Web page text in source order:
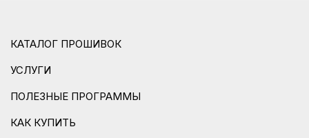
КАТАЛОГ ПРОШИВОК
УСЛУГИ
ПОЛЕЗНЫЕ ПРОГРАММЫ
КАК КУПИТЬ